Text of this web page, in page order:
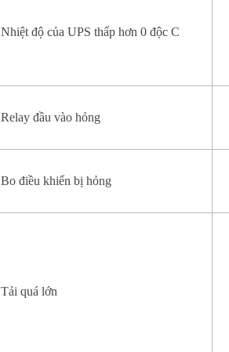
Nhiệt độ của UPS thấp hơn 0 độc C
Relay đầu vào hỏng
Bo điều khiển bị hỏng
Tải quá lớn